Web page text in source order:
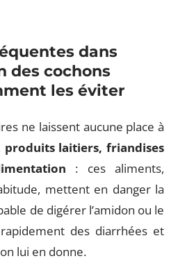
dans
des cochons
les éviter
ne laissent aucune place à
produits laitiers, friandises
: ces aliments,
mettent en danger la
de digérer l’amidon ou le
des diarrhées et
lui en donne.